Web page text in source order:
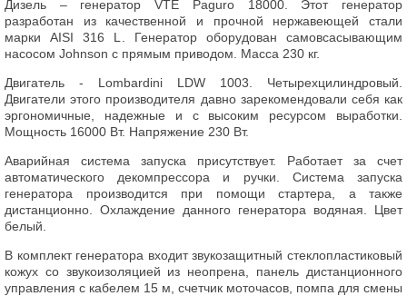
Дизель – генератор VTE Paguro 18000. Этот генератор
разработан из качественной и прочной нержавеющей стали
марки AISI 316 L. Генератор оборудован самовсасывающим
насосом Johnson с прямым приводом. Масса 230 кг.
Двигатель - Lombardini LDW 1003. Четырехцилиндровый.
Двигатели этого производителя давно зарекомендовали себя как
эргономичные, надежные и с высоким ресурсом выработки.
Мощность 16000 Вт. Напряжение 230 Вт.
Аварийная система запуска присутствует. Работает за счет
автоматического декомпрессора и ручки. Система запуска
генератора производится при помощи стартера, а также
дистанционно. Охлаждение данного генератора водяная. Цвет
белый.
В комплект генератора входит звукозащитный стеклопластиковый
кожух со звукоизоляцией из неопрена, панель дистанционного
управления с кабелем 15 м, счетчик моточасов, помпа для смены